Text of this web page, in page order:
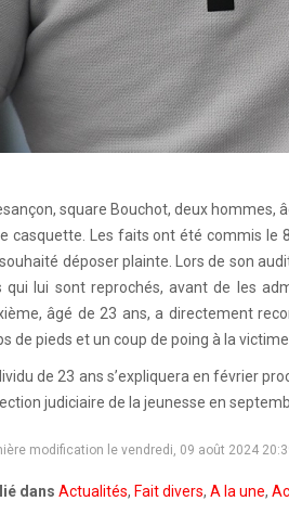
square Bouchot, deux hommes,
casquette. Les faits ont été commis le
déposer plainte. Lors de son
qui lui sont reprochés, avant de les
âgé de 23 ans, a directement
de pieds et un coup de poing à la
de 23 ans s’expliquera en février
judiciaire de la jeunesse en
modification le vendredi, 09 août 2024
dans Actualités, Fait divers, A la une,